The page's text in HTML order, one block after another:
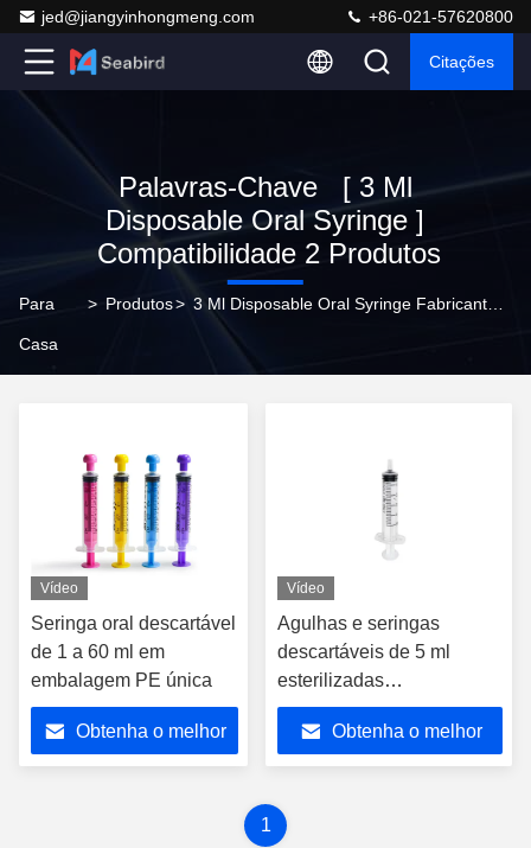
jed@jiangyinhongmeng.com +86-021-57620800
Citações
Palavras-Chave [ 3 Ml
Disposable Oral Syringe ]
Compatibilidade 2 Produtos
Para
Casa
> Produtos>
Vídeo
Seringa oral descartável
de 1 a 60 ml em
embalagem PE única
Obtenha o melhor
Vídeo
Agulhas e seringas
descartáveis de 5 ml
esterilizadas
individualmente
Obtenha o melhor
1